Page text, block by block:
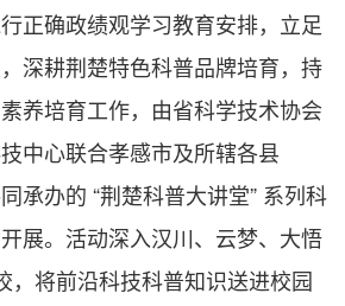
正确政绩观学习教育安排，立足
深耕荆楚特色科普品牌培育，持
养培育工作，由省科学技术协会
中心联合孝感市及所辖各县
承办的 “荆楚科普大讲堂” 系列科
展。活动深入汉川、云梦、大悟
，将前沿科技科普知识送进校园